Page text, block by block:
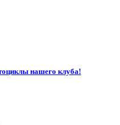
нашего клуба!